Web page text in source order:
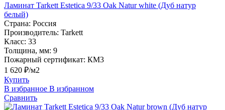
Ламинат Tarkett Estetica 9/33 Oak Natur white (Дуб натур
белый)
Страна: Россия
Производитель: Tarkett
Класс: 33
Толщина, мм: 9
Пожарный сертификат: КМ3
1 620 ₽/м2
Купить
В избранное В избранном
Сравнить